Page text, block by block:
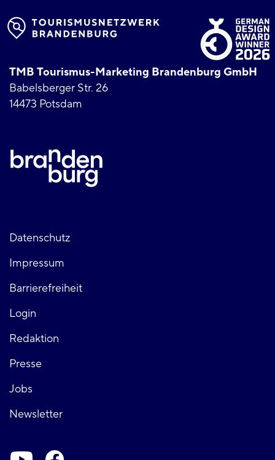
TMB Tourismus-Marketing Brandenburg GmbH
Babelsberger Str. 26
14473 Potsdam
Fußzeile
links
Datenschutz
Impressum
Barrierefreiheit
Login
Fußzeile
rechts
Redaktion
Presse
Jobs
Newsletter